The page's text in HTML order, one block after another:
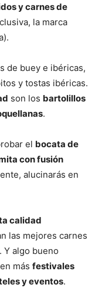
y carnes de
la marca
de buey e ibéricas,
y tostas ibéricas.
son los bartolillos
.
el bocata de
con fusión
alucinarás en
calidad
las mejores carnes
Y algo bueno
más festivales
y eventos.